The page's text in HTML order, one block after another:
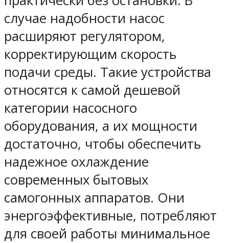
случае надобности насос
расширяют регулятором,
корректирующим скорость
подачи среды. Такие устройства
относятся к самой дешевой
категории насосного
оборудования, а их мощности
достаточно, чтобы обеспечить
надежное охлаждение
современных бытовых
самогонных аппаратов. Они
энергоэффективные, потребляют
для своей работы минимальное